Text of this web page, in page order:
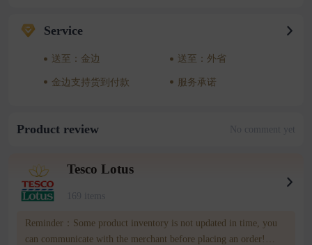
Service
送至：金边 送至：外省
金边支持货到付款 服务承诺
Product review No comment yet
Tesco Lotus
169 items
Reminder：Some product inventory is not updated in time, you
can communicate with the merchant before placing an order!